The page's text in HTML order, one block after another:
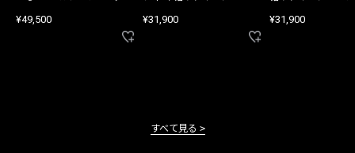
¥49,500 ¥31,900 ¥31,900
すべて見る